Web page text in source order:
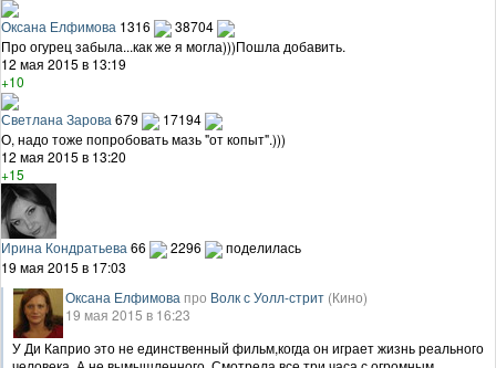
Оксана Елфимова 1316
38704
Про огурец забыла...как же я могла)))Пошла добавить.
12 мая 2015 в 13:19
+10
Светлана Зарова 679
17194
О, надо тоже попробовать мазь "от копыт".)))
12 мая 2015 в 13:20
+15
Ирина Кондратьева 66 2296
поделилась
19 мая 2015 в 17:03
Оксана Елфимова про Волк с Уолл-стрит (Кино)
19 мая 2015 в 16:23
У Ди Каприо это не единственный фильм,когда он играет жизнь реального